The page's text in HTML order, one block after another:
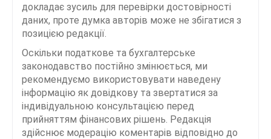
докладає зусиль для перевірки достовірності
даних, проте думка авторів може не збігатися з
позицією редакції.
Оскільки податкове та бухгалтерське
законодавство постійно змінюється, ми
рекомендуємо використовувати наведену
інформацію як довідкову та звертатися за
індивідуальною консультацією перед
прийняттям фінансових рішень. Редакція
здійснює модерацію коментарів відповідно до